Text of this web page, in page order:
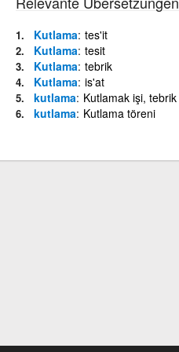
Kutlama tes'it
Kutlama tesit
Kutlama tebrik
Kutlama is'at
kutlama Kutlamak işi, tebrik
kutlama Kutlama töreni